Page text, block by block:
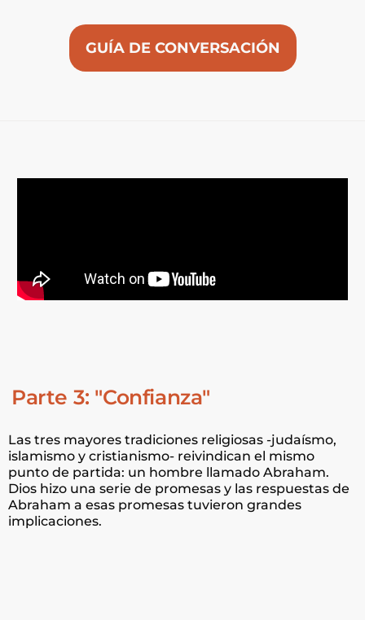
GUÍA DE CONVERSACIÓN
Parte 3: "Confianza"
Las tres mayores tradiciones religiosas -judaísmo,
islamismo y cristianismo- reivindican el mismo
punto de partida: un hombre llamado Abraham.
Dios hizo una serie de promesas y las respuestas de
Abraham a esas promesas tuvieron grandes
implicaciones.